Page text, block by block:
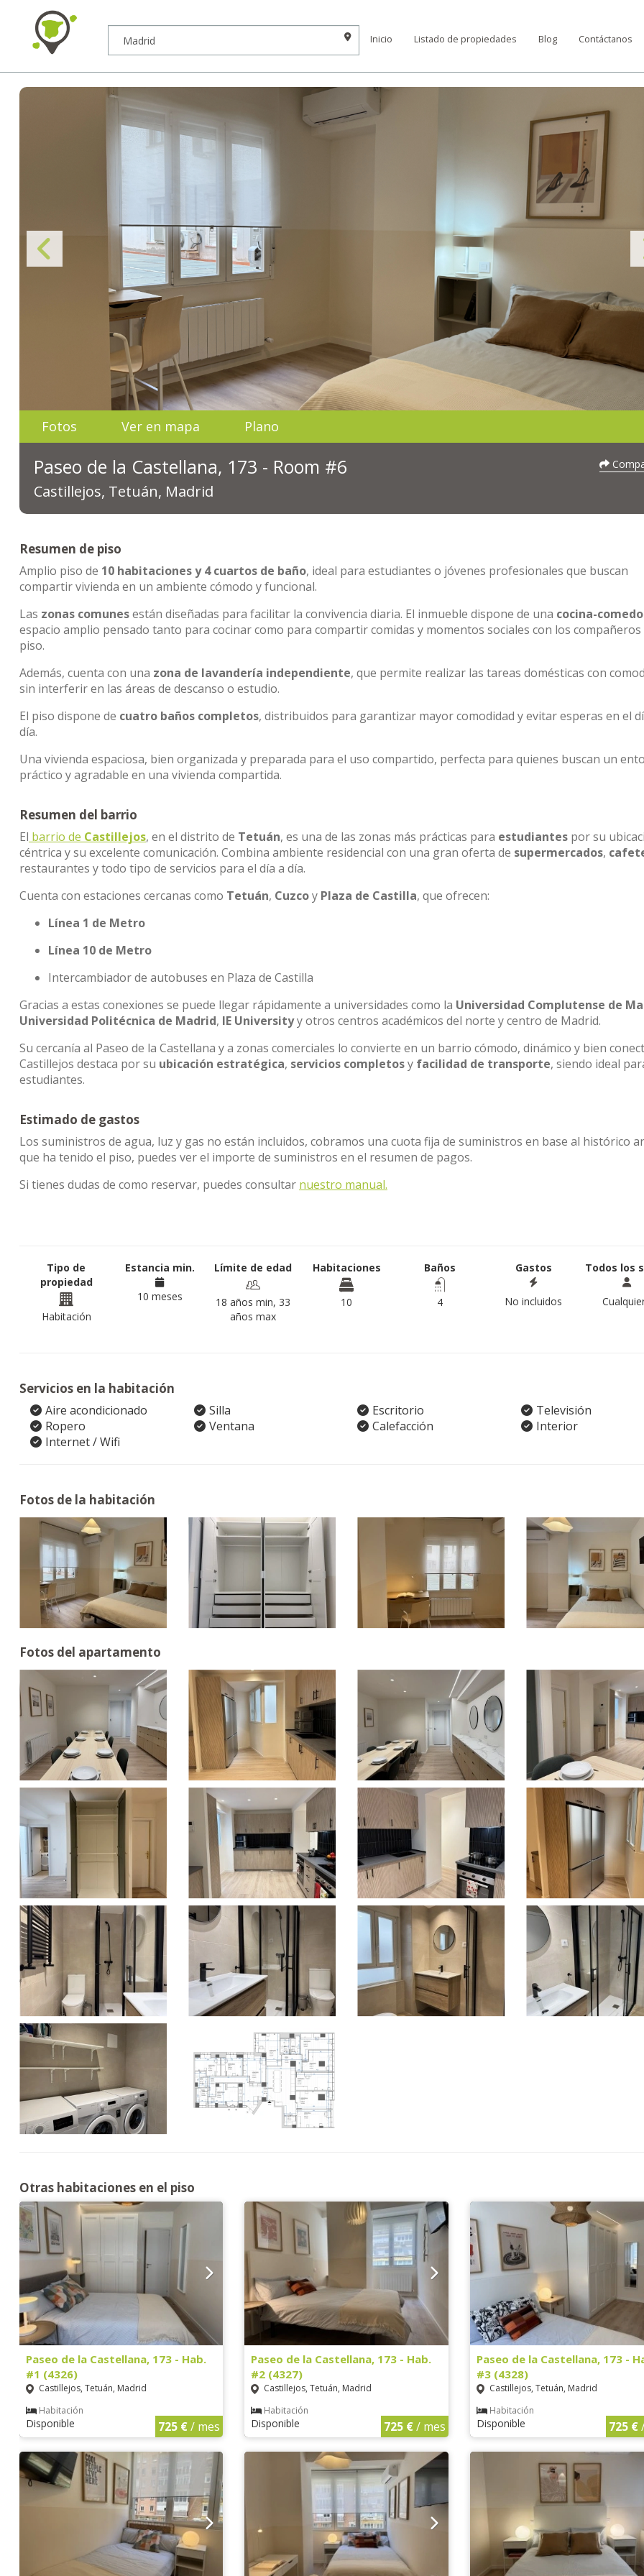
Inicio Listado de propiedades Blog Contáctanos
Fotos Ver en mapa Plano
Paseo de la Castellana, 173 - Room #6
Castillejos, Tetuán, Madrid
Resumen de piso
Amplio piso de 10 habitaciones y 4 cuartos de baño, ideal para estudiantes o jóvenes profesionales que buscan
compartir vivienda en un ambiente cómodo y funcional.
Las zonas comunesestán diseñadas para facilitar la convivencia diaria. El inmueble dispone de una cocina-
espacio amplio pensado tanto para cocinar como para compartir comidas y momentos sociales con los compañeros
piso.
Además, cuenta con una zona de lavandería independiente, que permite realizar las tareas domésticas con
sin interferir en las áreas de descanso o estudio.
El piso dispone de cuatro baños completos, distribuidos para garantizar mayor comodidad y evitar esperas en el
día.
Una vivienda espaciosa, bien organizada y preparada para el uso compartido, perfecta para quienes buscan un
práctico y agradable en una vivienda compartida.
Resumen del barrio
El barrio de Castillejos, en el distrito de Tetuán, es una de las zonas más prácticas para estudiantes por su
céntrica y su excelente comunicación. Combina ambiente residencial con una gran oferta de supermercados,
restaurantes y todo tipo de servicios para el día a día.
Cuenta con estaciones cercanas como Tetuán, Cuzcoy Plaza de Castilla, que ofrecen:
Línea 1 de Metro
Línea 10 de Metro
Intercambiador de autobuses en Plaza de Castilla
Gracias a estas conexiones se puede llegar rápidamente a universidades como la Universidad Complutense de
Universidad Politécnica de Madrid, IE Universityy otros centros académicos del norte y centro de Madrid.
Su cercanía al Paseo de la Castellana y a zonas comerciales lo convierte en un barrio cómodo, dinámico y bien
Castillejos destaca por su ubicación estratégica, servicios completosy facilidad de transporte, siendo ideal
estudiantes.
Estimado de gastos
Los suministros de agua, luz y gas no están incluidos, cobramos una cuota fija de suministros en base al histórico
que ha tenido el piso, puedes ver el importe de suministros en el resumen de pagos.
Si tienes dudas de como reservar, puedes consultar nuestro manual.
Tipo de
propiedad
Habitación
Estancia min.
10 meses
Límite de edad
18 años min, 33
años max
Habitaciones
10
Baños
4
Gastos
No incluidos
Todos los
Servicios en la habitación
Aire acondicionado Silla Escritorio
Televisión
Ropero
Ventana Calefacción
Interior
Internet / Wifi
Fotos de la habitación
Fotos del apartamento
Otras habitaciones en el piso
Paseo de la Castellana, 173 - Hab.
#1 (4326)
Castillejos, Tetuán, Madrid
Habitación
Disponible 725 €/ mes
Paseo de la Castellana, 173 - Hab.
#2 (4327)
Castillejos, Tetuán, Madrid
Habitación
Disponible 725 €/ mes
Paseo de la Castellana, 173 -
#3 (4328)
Castillejos, Tetuán, Madrid
Habitación
Disponible 725 €